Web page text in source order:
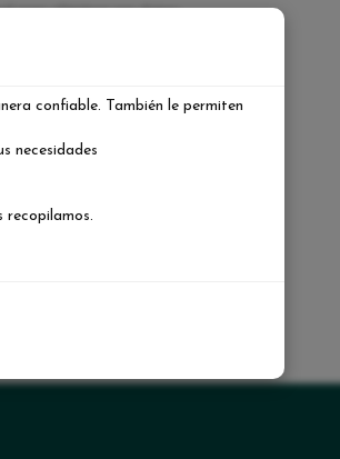
para eliminar sus datos:
confiable. También le permiten
necesidades
recopilamos.